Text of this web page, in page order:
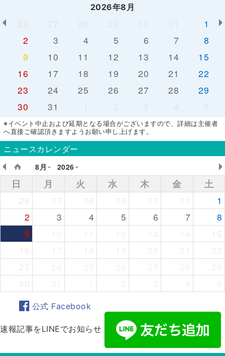
2026年8月
26
1
2
3 4 5 6 7
8
9
10 11 12 13 14
15
16
17 18 19 20 21
22
23
24 25 26 27 28
29
30
31 5
※イベント中止および延期となる場合がございますので、詳細は主催者
へ直接ご確認頂きますようお願い申し上げます。
ニュースカレンダー
8月
2026
日 月 火 水 木 金
土
26
1
2
3 4 5 6 7
8
9
15
16
22
23
29
30
5
公式 Facebook
速報記事をLINEでお知らせ